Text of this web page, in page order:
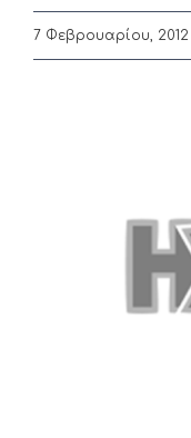
7 Φεβρουαρίου, 2012